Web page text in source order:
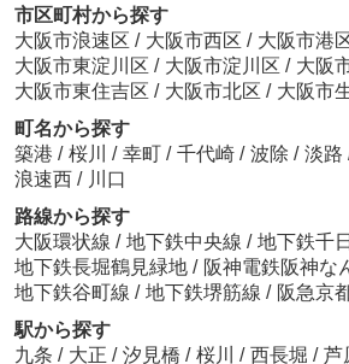
市区町村から探す
大阪市浪速区 / 大阪市西区 / 大阪市港
大阪市東淀川区 / 大阪市淀川区 / 大阪
大阪市東住吉区 / 大阪市北区 / 大阪市
町名から探す
築港 / 桜川 / 幸町 / 千代崎 / 波除 / 淡路
浪速西 / 川口
路線から探す
大阪環状線 / 地下鉄中央線 / 地下鉄千
地下鉄長堀鶴見緑地 / 阪神電鉄阪神な
地下鉄谷町線 / 地下鉄堺筋線 / 阪急京
駅から探す
九条 / 大正 / 汐見橋 / 桜川 / 西長堀 / 芦